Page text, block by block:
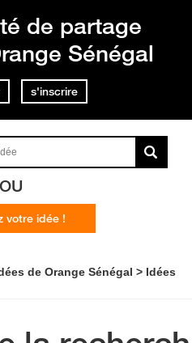
de partage
Sénégal
s'inscrire
OU
votre idée !
de Orange Sénégal Idées